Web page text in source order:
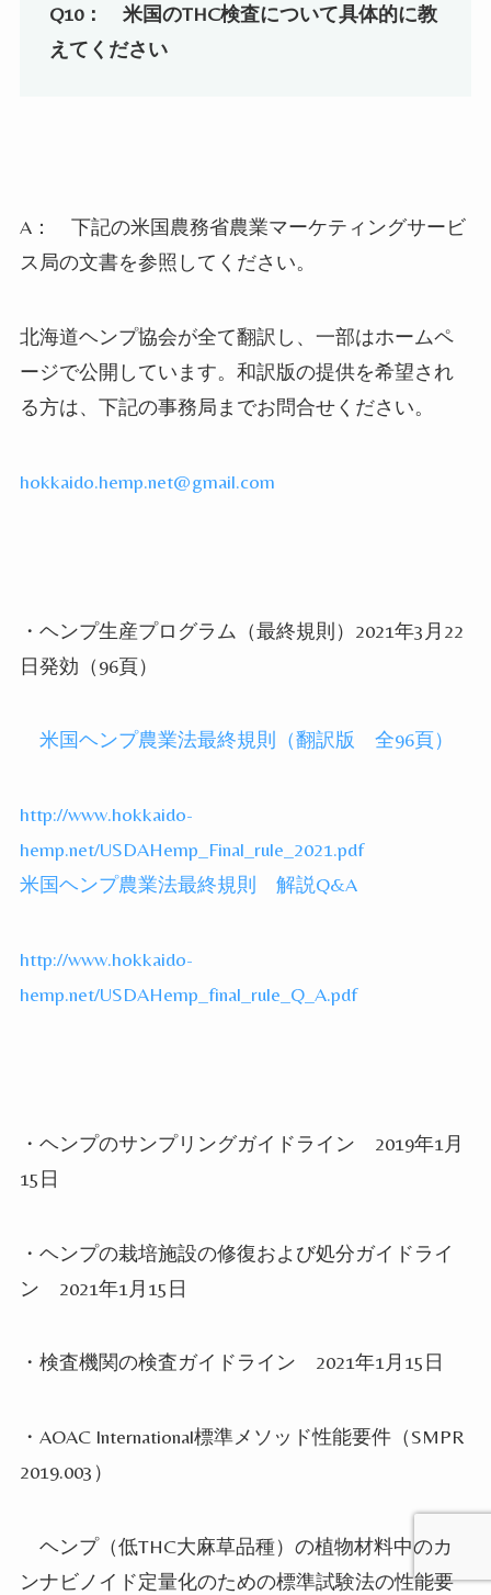
Q10： 米国のTHC検査について具体的に教
えてください
A：
下記の米国農務省農業マーケティングサービ
ス局の文書を参照してください。
北海道ヘンプ協会が全て翻訳し、一部はホームペ
ージで公開しています。和訳版の提供を希望され
る方は、下記の事務局までお問合せください。
hokkaido.hemp.net@gmail.com
・ヘンプ生産プログラム（最終規則） 2021年3 月 22
日発効（96頁）
米国ヘンプ農業法最終規則（翻訳版 全96頁）
http://www.hokkaido-
hemp.net/USDAHemp_Final_rule_2021.pdf
米国ヘンプ農業法最終規則 解説Q&A
http://www.hokkaido-
hemp.net/USDAHemp_final_rule_Q_A.pdf
・ヘンプのサンプリングガイドライン 2019年1 月
15日
・ヘンプの栽培施設の修復および処分ガイドライ
ン 2021年1 月 15日
・検査機関の検査ガイドライン 2021年1月 15 日
・ AOAC International標準メソッド性能要件（SMPR
2019.003 ）
ヘンプ（低THC大麻草品種）の植物材料中のカ
ンナビノイド定量化のための標準試験法の性能要